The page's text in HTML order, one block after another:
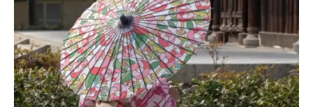
Plongez dans l'histoire de Kyoto en visitant
le quartier emblématique où la tradition des
geishas est encore bien vivante. En vous
promenant dans ses ruelles étroites, vous serez
entouré de maisons en bois et de maisons de thé